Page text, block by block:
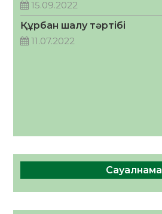
06.08.2026
15.09.2022
Құрбан шалу тәртібі
11.07.2022
Сауалнама